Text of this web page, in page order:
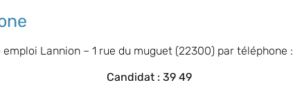
emploi Lannion – 1 rue du muguet (22300) par téléphone :
Candidat : 39 49